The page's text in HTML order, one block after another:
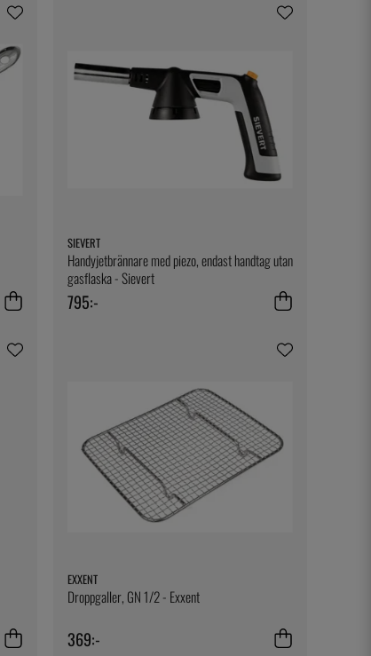
SIEVERT
Handyjetbrännare med piezo, endast handtag utan
gasflaska - Sievert
795:-
EXXENT
Droppgaller, GN 1/2 - Exxent
369:-